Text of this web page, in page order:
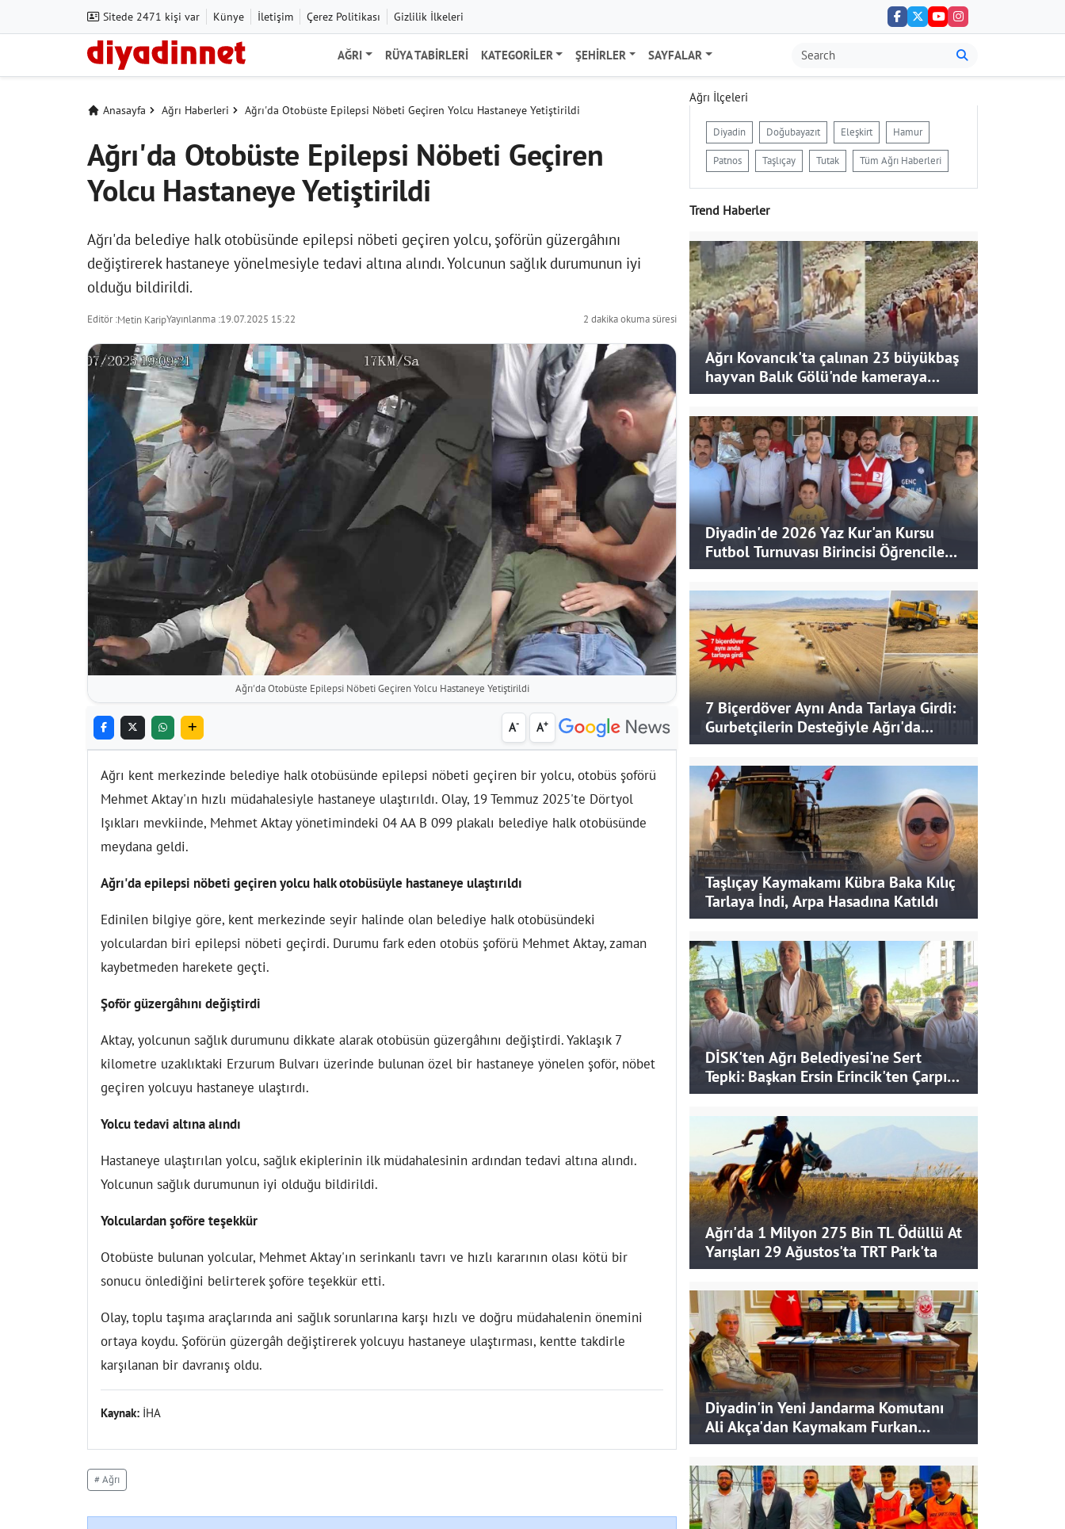
Sitede 2471 kişi var Künye İletişim Çerez Politikası Gizlilik İlkeleri
AĞRI RÜYA TABIRLERI KATEGORILER ŞEHIRLER SAYFALAR
Anasayfa Ağrı Haberleri Ağrı'da Otobüste Epilepsi Nöbeti Geçiren Yolcu Hastaneye Yetiştirildi
Ağrı'da Otobüste Epilepsi Nöbeti Geçiren
Yolcu Hastaneye Yetiştirildi
Ağrı'da belediye halk otobüsünde epilepsi nöbeti geçiren yolcu, şoförün güzergâhını
değiştirerek hastaneye yönelmesiyle tedavi altına alındı. Yolcunun sağlık durumunun iyi
olduğu bildirildi.
Editör :Metin KaripYayınlanma :19.07.2025 15:22 2 dakika okuma süresi
Ağrı'da Otobüste Epilepsi Nöbeti Geçiren Yolcu Hastaneye Yetiştirildi
A- A+
Ağrı kent merkezinde belediye halk otobüsünde epilepsi nöbeti geçiren bir yolcu, otobüs şoförü
Mehmet Aktay'ın hızlı müdahalesiyle hastaneye ulaştırıldı. Olay, 19 Temmuz 2025'te Dörtyol
Işıkları mevkiinde, Mehmet Aktay yönetimindeki 04 AA B 099 plakalı belediye halk otobüsünde
meydana geldi.
Ağrı'da epilepsi nöbeti geçiren yolcu halk otobüsüyle hastaneye ulaştırıldı
Edinilen bilgiye göre, kent merkezinde seyir halinde olan belediye halk otobüsündeki
yolculardan biri epilepsi nöbeti geçirdi. Durumu fark eden otobüs şoförü Mehmet Aktay, zaman
kaybetmeden harekete geçti.
Şoför güzergâhını değiştirdi
Aktay, yolcunun sağlık durumunu dikkate alarak otobüsün güzergâhını değiştirdi. Yaklaşık 7
kilometre uzaklıktaki Erzurum Bulvarı üzerinde bulunan özel bir hastaneye yönelen şoför, nöbet
geçiren yolcuyu hastaneye ulaştırdı.
Yolcu tedavi altına alındı
Hastaneye ulaştırılan yolcu, sağlık ekiplerinin ilk müdahalesinin ardından tedavi altına alındı.
Yolcunun sağlık durumunun iyi olduğu bildirildi.
Yolculardan şoföre teşekkür
Otobüste bulunan yolcular, Mehmet Aktay'ın serinkanlı tavrı ve hızlı kararının olası kötü bir
sonucu önlediğini belirterek şoföre teşekkür etti.
Olay, toplu taşıma araçlarında ani sağlık sorunlarına karşı hızlı ve doğru müdahalenin önemini
ortaya koydu. Şoförün güzergâh değiştirerek yolcuyu hastaneye ulaştırması, kentte takdirle
karşılanan bir davranış oldu.
Kaynak: İHA
# Ağrı
Ağrı İlçeleri
Diyadin Doğubayazıt Eleşkirt Hamur
Patnos Taşlıçay Tutak Tüm Ağrı Haberleri
Trend Haberler
Ağrı Kovancık'ta çalınan 23 büyükbaş
hayvan Balık Gölü'nde kameraya
takıldı
Diyadin'de 2026 Yaz Kur'an Kursu
Futbol Turnuvası Birincisi Öğrencilere
Hediye
7 Biçerdöver Aynı Anda Tarlaya Girdi:
Gurbetçilerin Desteğiyle Ağrı'da
Bereketli Hasat
Taşlıçay Kaymakamı Kübra Baka Kılıç
Tarlaya İndi, Arpa Hasadına Katıldı
DİSK'ten Ağrı Belediyesi'ne Sert
Tepki: Başkan Ersin Erincik'ten Çarpıcı
İddialar
Ağrı'da 1 Milyon 275 Bin TL Ödüllü At
Yarışları 29 Ağustos'ta TRT Park'ta
Diyadin'in Yeni Jandarma Komutanı
Ali Akça'dan Kaymakam Furkan
Korkusuz'a Ziyaret